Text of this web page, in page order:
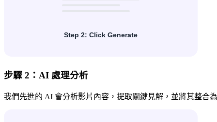
步驟 2：AI 處理分析
我們先進的 AI 會分析影片內容，提取關鍵見解，並將其整合